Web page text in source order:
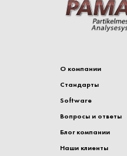
О компании
Стандарты
Software
Вопросы и ответы
Блог компании
Наши клиенты